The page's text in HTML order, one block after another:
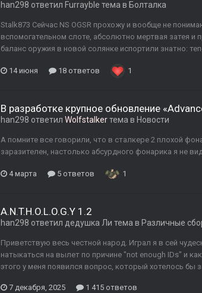
han298 ответил Furrayble тема в Болталка
Stalk873 Сейчас NS OGSR прохожу и вообще не
вспомогательном слоте, абсолютно мертвая затея и
баланс оружия в новой солянке испортили знатно:
14 июня 18 ответов 1
В разработке крупное обновление
han298 ответил Wolfstalkerтема в Новости
А помните все говорили, что в сталкере 2 плохой
заразителен, настолько абсурдного фонарика я не
4 марта 5 ответов 1
A.N.T.H.O.L.O.G.Y 1.2
han298 ответил дедушка Ли тема в Различные
Приветствую весь честной народ. Играл я в сей
натыкаться на вылет по причине "not enough IDs" и
этого у меня появился вопрос, который хотелось
7 декабря, 2025 1 415 ответов